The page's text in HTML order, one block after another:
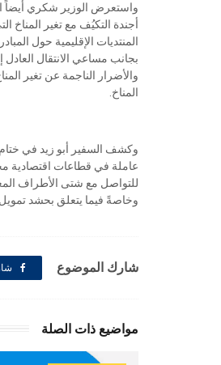
واستعرض الوزير شكري أيضاً
المنتديات الإقليمية حول
بجانب مساعي الانتقال العادل
المناخ.
عاملة في قطاعات اقتصادية
للتواصل مع شتى الأطراف
وخاصةً فيما يتعلق بحشد تمويل
شارك الموضوع
مواضيع ذات الصلة